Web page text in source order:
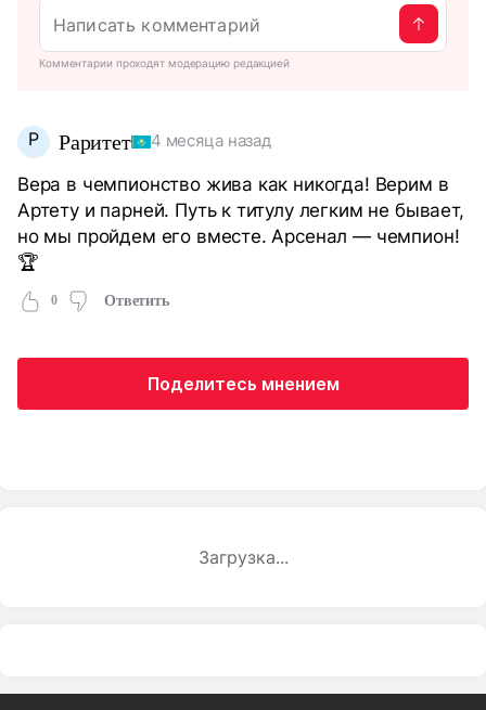
Комментарии проходят модерацию редакцией
Р Раритет 4 месяца назад
Вера в чемпионство жива как никогда! Верим в
Артету и парней. Путь к титулу легким не бывает,
но мы пройдем его вместе. Арсенал — чемпион!
🏆
0 Ответить
Поделитесь мнением
Загрузка...